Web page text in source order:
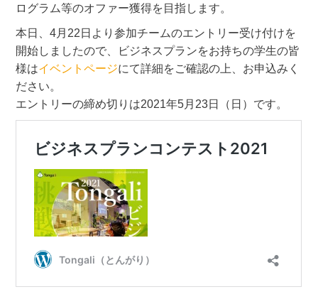
ログラム等のオファー獲得を目指します。
本日、4月22日より参加チームのエントリー受け付けを
開始しましたので、ビジネスプランをお持ちの学生の皆
様はイベントページにて詳細をご確認の上、お申込みく
ださい。
エントリーの締め切りは2021年5月23日（日）です。